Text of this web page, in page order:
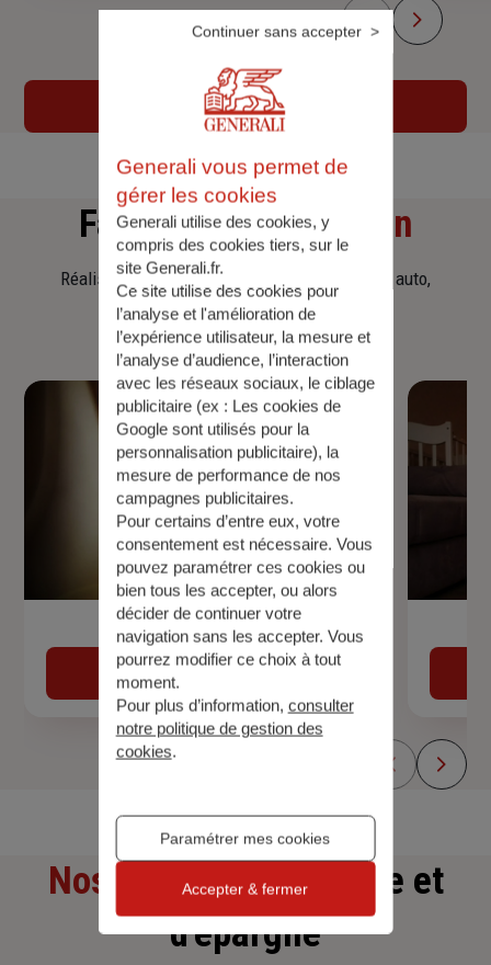
En savoir plus sur l'agence
Faitesune simulation
Réalisez une simulation tarifaire d'assurance, auto,
habitation, prêt immobilier.
Devis assurance auto
Obtenir une estimation
Nos offresd'assurance et
d'épargne
Generali vous permet de
gérer les cookies
Generali utilise des cookies, y
compris des cookies tiers, sur le
site Generali.fr.
Ce site utilise des cookies pour
l’analyse et l'amélioration de
l’expérience utilisateur, la mesure et
l’analyse d’audience, l’interaction
avec les réseaux sociaux, le ciblage
publicitaire (ex : Les cookies de
Google sont utilisés pour la
personnalisation publicitaire), la
mesure de performance de nos
campagnes publicitaires.
Pour certains d’entre eux, votre
consentement est nécessaire. Vous
pouvez paramétrer ces cookies ou
bien tous les accepter, ou alors
décider de continuer votre
navigation sans les accepter. Vous
pourrez modifier ce choix à tout
moment.
Pour plus d’information, consulter
notre politique de gestion des
cookies.
Paramétrer mes cookies
Continuer sans accepter
Accepter & fermer